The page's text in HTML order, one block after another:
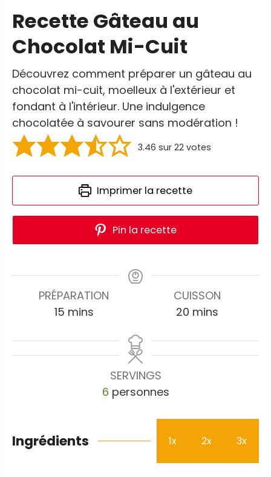
Recette Gâteau au
Chocolat Mi-Cuit
Découvrez comment préparer un gâteau au
chocolat mi-cuit, moelleux à l'extérieur et
fondant à l'intérieur. Une indulgence
chocolatée à savourer sans modération !
3.46 sur 22votes
Imprimer la recette
Pin la recette
PRÉPARATION
15 mins
CUISSON
20 mins
SERVINGS
6 personnes
Ingrédients 1x 2x 3x